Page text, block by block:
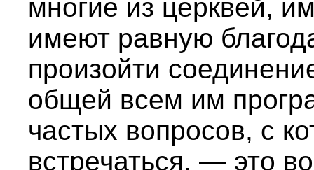
многие из церквей,
имеют равную
произойти
общей всем им
частых вопросов, с
встречаться, — это